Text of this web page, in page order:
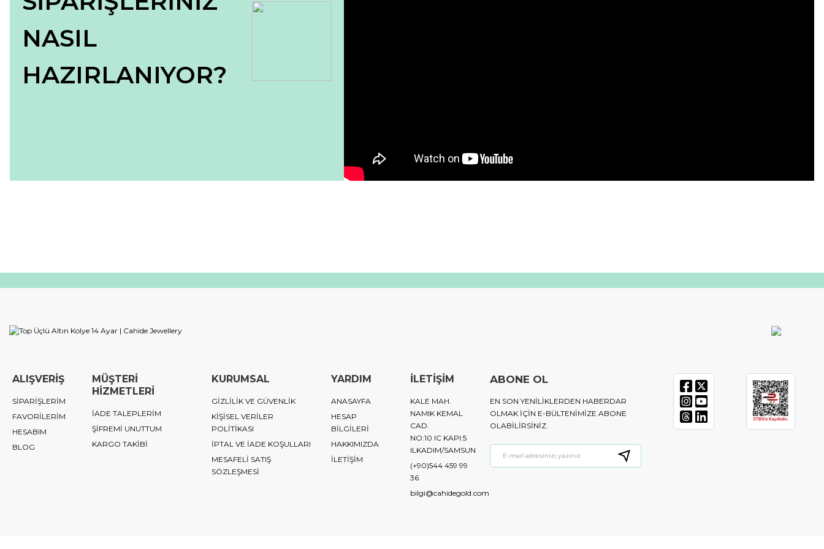
NASIL
HAZIRLANIYOR?
ALIŞVERİŞ
SİPARİŞLERİM
FAVORİLERİM
HESABIM
BLOG
MÜŞTERİ
HİZMETLERİ
İADE TALEPLERİM
ŞİFREMİ UNUTTUM
KARGO TAKİBİ
KURUMSAL
GİZLİLİK VE GÜVENLİK
KİŞİSEL VERİLER
POLİTİKASI
İPTAL VE İADE KOŞULLARI
MESAFELİ SATIŞ
SÖZLEŞMESİ
YARDIM
ANASAYFA
HESAP
BİLGİLERİ
HAKKIMIZDA
İLETİŞİM
İLETİŞİM
KALE MAH.
NAMIK KEMAL
CAD.
NO:10 IC KAPI:5
ILKADIM/SAMSUN
(+90)544 459 99
36
bilgi@cahidegold.com
ABONE OL
EN SON YENILIKLERDEN HABERDAR
OLMAK IÇIN E-BÜLTENIMIZE ABONE
OLABILIRSINIZ.